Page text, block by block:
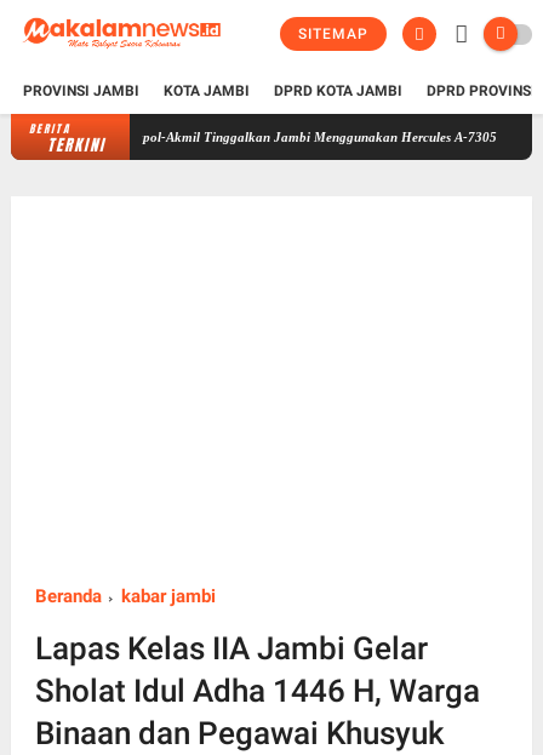
SITEMAP
PROVINSI JAMBI KOTA JAMBI DPRD KOTA JAMBI DPRD
BERITA
TERKINI Taruna Bhakti 2026 di Sekolah Rakyat Selesai, Taruna Akpol-Akmil
Beranda kabar jambi
Lapas Kelas IIA Jambi Gelar
Sholat Idul Adha 1446 H, Warga
Binaan dan Pegawai Khusyuk